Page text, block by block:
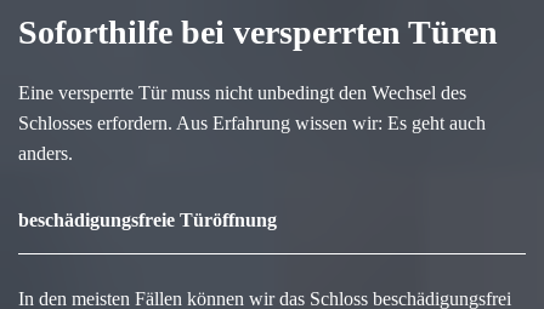
Soforthilfe bei versperrten Türen
Eine versperrte Tür muss nicht unbedingt den Wechsel des
Schlosses erfordern. Aus Erfahrung wissen wir: Es geht auch
anders.
beschädigungsfreie Türöffnung
In den meisten Fällen können wir das Schloss beschädigungsfrei